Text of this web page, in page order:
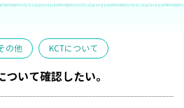
の他 KCTについて
いて確認したい。